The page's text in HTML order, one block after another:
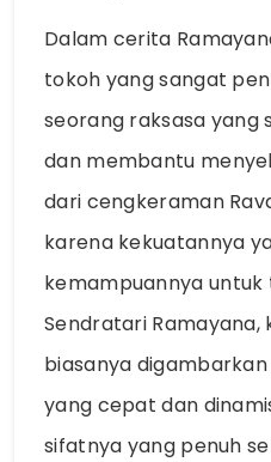
Dalam cerita
tokoh yang sangat
seorang raksasa yang
dan membantu
dari cengkeraman
karena kekuatannya
kemampuannya
Sendratari
biasanya
yang cepat dan
sifatnya yang penuh